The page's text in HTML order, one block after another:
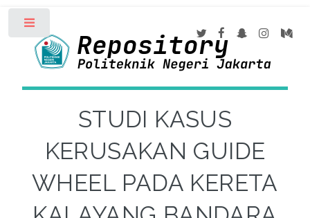
STUDI KASUS
KERUSAKAN GUIDE
WHEEL PADA KERETA